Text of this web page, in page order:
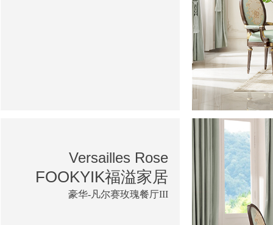
Versailles Rose
FOOKYIK福溢家居
豪华-凡尔赛玫瑰餐厅III